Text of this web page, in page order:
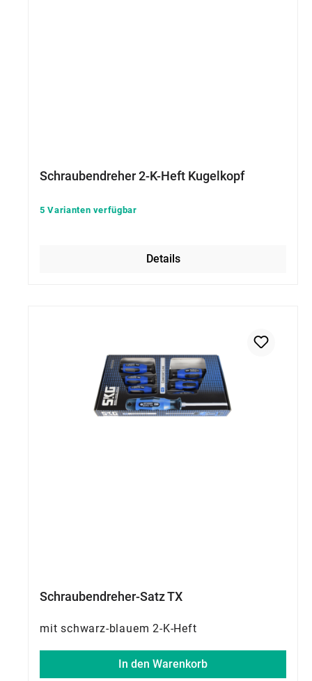
Schraubendreher 2-K-Heft Kugelkopf
5 Varianten verfügbar
Details
Schraubendreher-Satz TX
mit schwarz-blauem 2-K-Heft
In den Warenkorb